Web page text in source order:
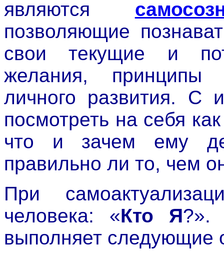
являются
позволяющие
свои текущие и
желания, принципы
личного развития. С
посмотреть на себя
что и зачем ему
правильно ли то, чем
При
человека: «Кто Я?».
выполняет следующие